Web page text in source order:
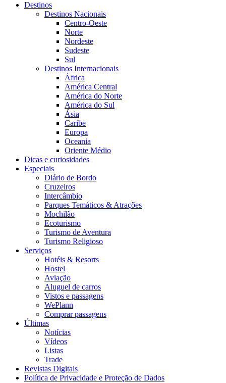
Destinos
Destinos Nacionais
Centro-Oeste
Norte
Nordeste
Sudeste
Sul
Destinos Internacionais
África
América Central
América do Norte
América do Sul
Ásia
Caribe
Europa
Oceania
Oriente Médio
Dicas e curiosidades
Especiais
Diário de Bordo
Cruzeiros
Intercâmbio
Parques Temáticos & Atrações
Mochilão
Ecoturismo
Turismo de Aventura
Turismo Religioso
Serviços
Hotéis & Resorts
Hostel
Aviação
Aluguel de carros
Vistos e passagens
WePlann
Comprar passagens
Últimas
Notícias
Vídeos
Listas
Trade
Revistas Digitais
Política de Privacidade e Proteção de Dados